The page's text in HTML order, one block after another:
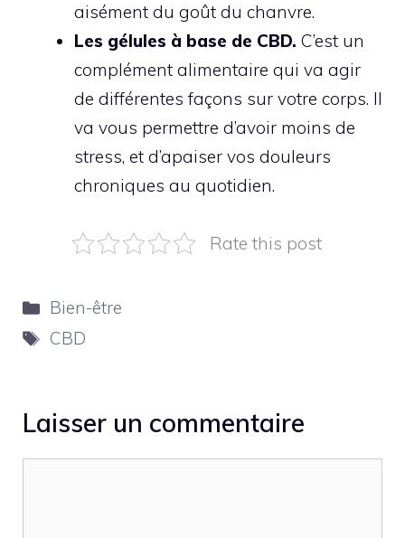
aisément du goût du chanvre.
Les gélules à base de CBD. C’est un
complément alimentaire qui va agir
de différentes façons sur votre corps. Il
va vous permettre d’avoir moins de
stress, et d’apaiser vos douleurs
chroniques au quotidien.
Rate this post
Catégories
Bien-être
Étiquettes
CBD
Laisser un commentaire